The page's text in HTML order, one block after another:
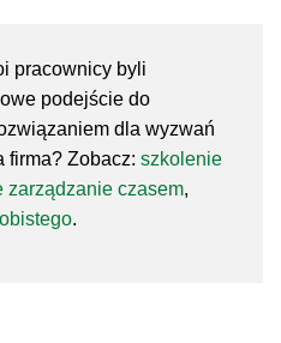
pracownicy byli
podejście do
dla wyzwań
firma? Zobacz: szkolenie
zarządzanie czasem,
.